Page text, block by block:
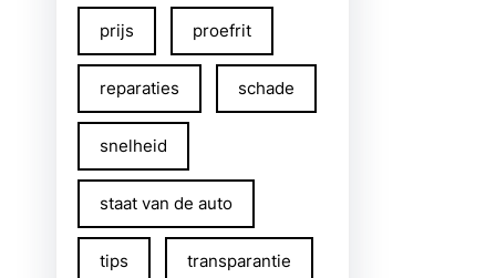
prijs proefrit
reparaties schade
snelheid
staat van de auto
tips transparantie